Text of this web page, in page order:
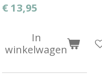
€ 13,95
In
winkelwagen